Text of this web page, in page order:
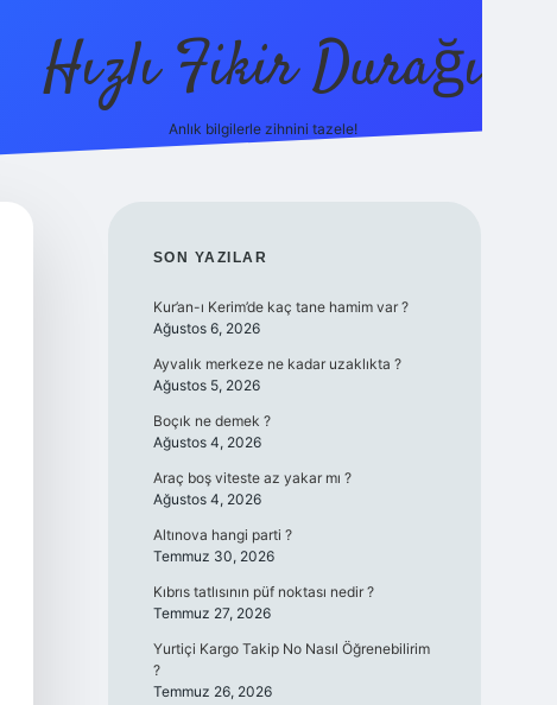
Hızlı Fikir Durağı
Anlık bilgilerle zihnini tazele!
SIDEBAR
SON YAZILAR
Kur’an-ı Kerim’de kaç tane hamim var ?
Ağustos 6, 2026
Ayvalık merkeze ne kadar uzaklıkta ?
Ağustos 5, 2026
Boçık ne demek ?
Ağustos 4, 2026
Araç boş viteste az yakar mı ?
Ağustos 4, 2026
Altınova hangi parti ?
Temmuz 30, 2026
Kıbrıs tatlısının püf noktası nedir ?
Temmuz 27, 2026
Yurtiçi Kargo Takip No Nasıl Öğrenebilirim
?
Temmuz 26, 2026